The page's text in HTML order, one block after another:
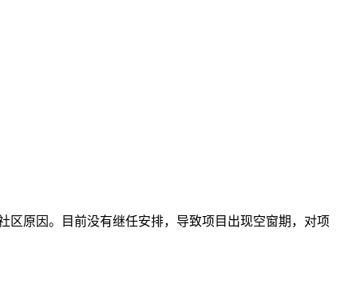
区原因。目前没有继任安排，导致项目出现空窗期，对项